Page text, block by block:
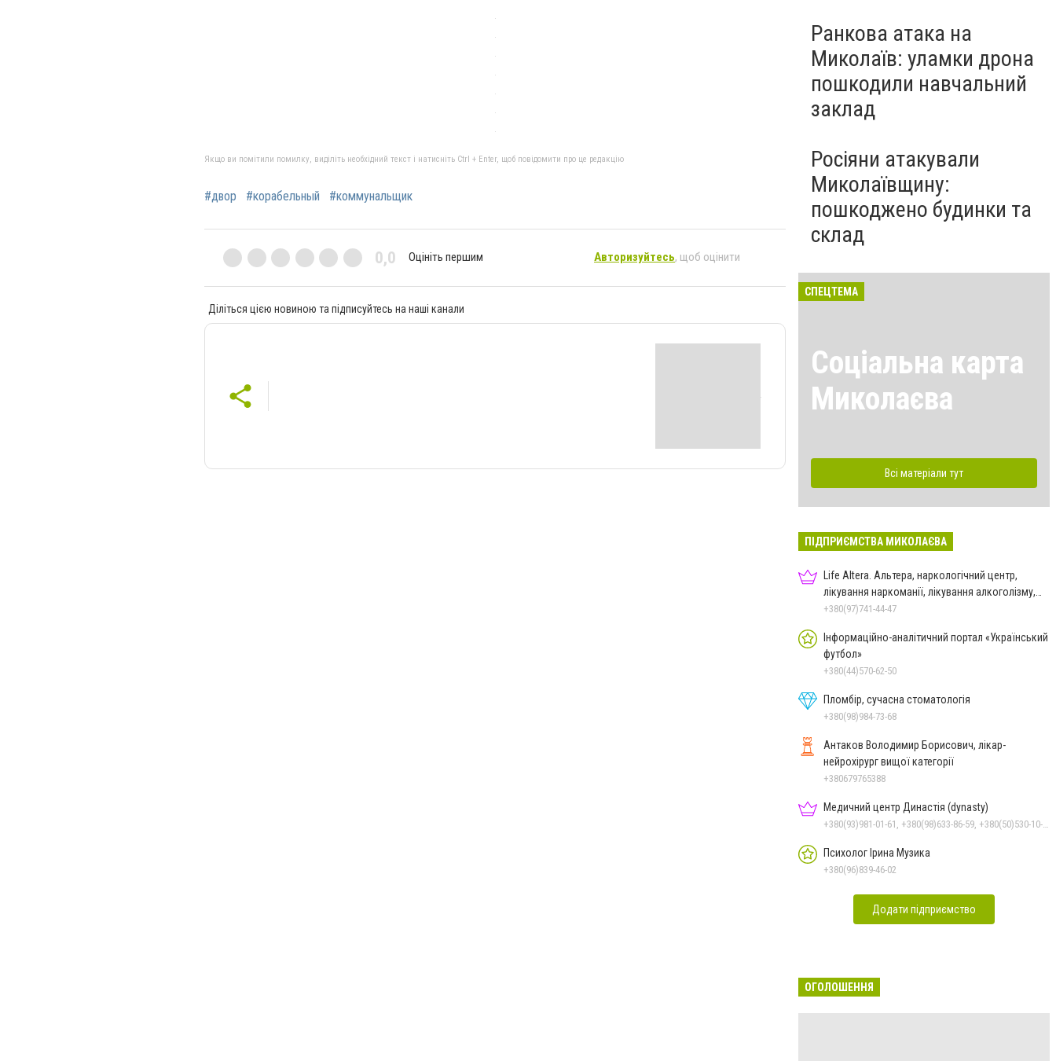
Якщо ви помітили помилку, виділіть необхідний текст і натисніть Ctrl + Enter, щоб повідомити про це редакцію
#двор #корабельный #коммунальщик
0,0 Оцініть першим Авторизуйтесь, щоб оцінити
Діліться цією новиною та підписуйтесь на наші канали
Ранкова атака на
Миколаїв: уламки дрона
пошкодили навчальний
заклад
Росіяни атакували
Миколаївщину:
пошкоджено будинки та
склад
СПЕЦТЕМА
Соціальна карта
Миколаєва
Всі матеріали тут
ПІДПРИЄМСТВА МИКОЛАЄВА
Life Altera. Альтера, наркологічний центр,
лікування наркоманії, лікування алкоголізму,
зняття ломки
+380(97)741-44-47
Інформаційно-аналітичний портал «Український
футбол»
+380(44)570-62-50
Пломбір, сучасна стоматологія
+380(98)984-73-68
Антаков Володимир Борисович, лікар-
нейрохірург вищої категорії
+380679765388
Медичний центр Династія (dynasty)
Психолог Ірина Музика
+380(96)839-46-02
Додати підприємство
ОГОЛОШЕННЯ